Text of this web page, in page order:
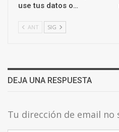
use tus datos o…
ANT SIG
DEJA UNA RESPUESTA
Tu dirección de email no